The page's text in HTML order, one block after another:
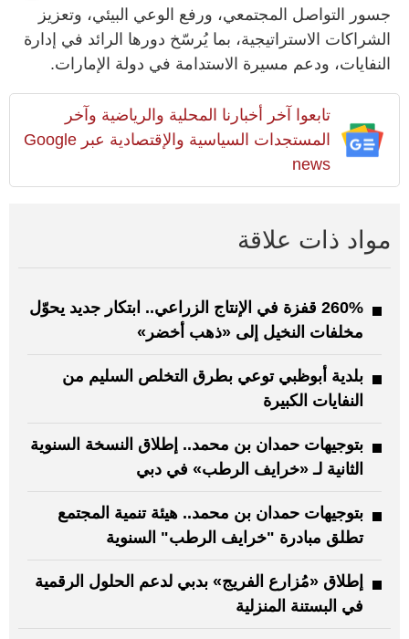
جسور التواصل المجتمعي، ورفع الوعي البيئي، وتعزيز
الشراكات الاستراتيجية، بما يُرسّخ دورها الرائد في إدارة
النفايات، ودعم مسيرة الاستدامة في دولة الإمارات.
تابعوا آخر أخبارنا المحلية والرياضية وآخر
المستجدات السياسية والإقتصادية عبر Google
news
مواد ذات علاقة
260% قفزة في الإنتاج الزراعي.. ابتكار جديد يحوّل
مخلفات النخيل إلى «ذهب أخضر»
بلدية أبوظبي توعي بطرق التخلص السليم من
النفايات الكبيرة
بتوجيهات حمدان بن محمد.. إطلاق النسخة السنوية
الثانية لـ «خرايف الرطب» في دبي
بتوجيهات حمدان بن محمد.. هيئة تنمية المجتمع
تطلق مبادرة "خرايف الرطب" السنوية
إطلاق «مُزارع الفريج» بدبي لدعم الحلول الرقمية
في البستنة المنزلية